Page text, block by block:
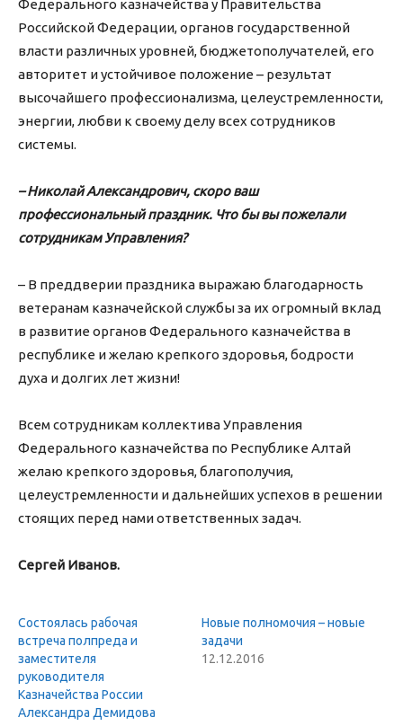
Федерального казначейства у Правительства
Российской Федерации, органов государственной
власти различных уровней, бюджетополучателей, его
авторитет и устойчивое положение – результат
высочайшего профессионализма, целеустремленности,
энергии, любви к своему делу всех сотрудников
системы.
– Николай Александрович, скоро ваш
профессиональный праздник. Что бы вы пожелали
сотрудникам Управления?
– В преддверии праздника выражаю благодарность
ветеранам казначейской службы за их огромный вклад
в развитие органов Федерального казначейства в
республике и желаю крепкого здоровья, бодрости
духа и долгих лет жизни!
Всем сотрудникам коллектива Управления
Федерального казначейства по Республике Алтай
желаю крепкого здоровья, благополучия,
целеустремленности и дальнейших успехов в решении
стоящих перед нами ответственных задач.
Сергей Иванов.
Состоялась рабочая
встреча полпреда и
заместителя
руководителя
Казначейства России
Александра Демидова
Новые полномочия – новые
задачи
12.12.2016